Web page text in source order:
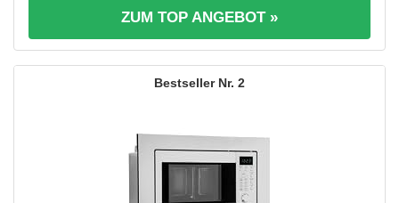
ZUM TOP ANGEBOT »
2